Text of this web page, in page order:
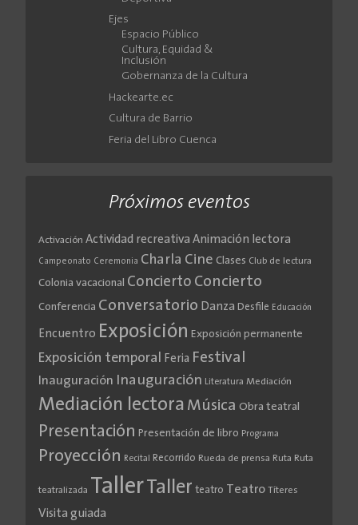
Ejes
Espacio Público
Cultura, Equidad &
Inclusión
Gobernanza de la Cultura
Hackearte.ec
Cultura de Barrio
Feria del Libro Cuenca
Próximos eventos
Activación Actividad recreativa Animación lectora
Campeonato Ceremonia Charla Cine Clases Club de lectura
Colonia vacacional Concierto Concierto
Conferencia Conversatorio Danza Desfile Educación
Encuentro Exposición Exposición permanente
Exposición temporal Feria Festival
Inauguración Inauguración Literatura Mediación
Mediación lectora Música Obra teatral
Presentación Presentación de libro Programa
Proyección Recital Recorrido Rueda de prensa Ruta Ruta
teatralizada TallerTaller teatro Teatro Títeres
Visita guiada